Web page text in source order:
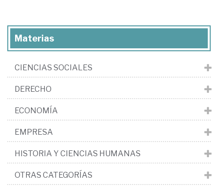
Materias
CIENCIAS SOCIALES
DERECHO
ECONOMÍA
EMPRESA
HISTORIA Y CIENCIAS HUMANAS
OTRAS CATEGORÍAS